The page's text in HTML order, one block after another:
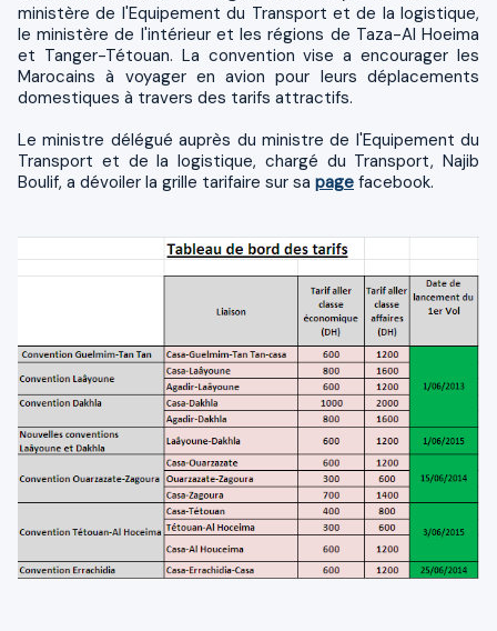
ministère de l'Equipement du Transport et de la logistique,
le ministère de l'intérieur et les régions de Taza-Al Hoeima
et Tanger-Tétouan. La convention vise a encourager les
Marocains à voyager en avion pour leurs déplacements
domestiques à travers des tarifs attractifs.
Le ministre délégué auprès du ministre de l'Equipement du
Transport et de la logistique, chargé du Transport, Najib
Boulif, a dévoiler la grille tarifaire sur sa page facebook.